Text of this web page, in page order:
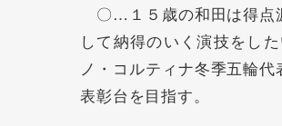
〇…１５歳の和田は得点
して納得のいく演技をし
ノ・コルティナ冬季五輪
表彰台を目指す。